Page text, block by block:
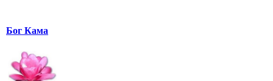
Бог Кама